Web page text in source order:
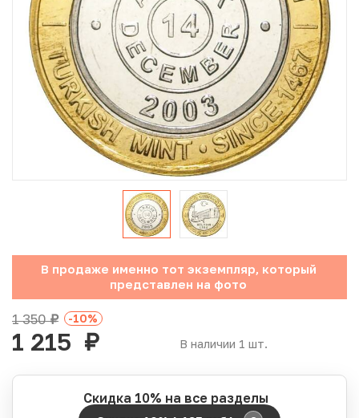
Юбилейные монеты Банка России (с 1999 года)
Памятные и инвестиционные монеты СССР и России
Иностранные монеты
Неофициальные выпуски монет (Unusual)
Античные и средневековые монеты
В продаже именно тот экземпляр, который
представлен на фото
В наличии 1 шт.
1 350руб. -10%
1 215 руб.
Скидка 10% на все разделы